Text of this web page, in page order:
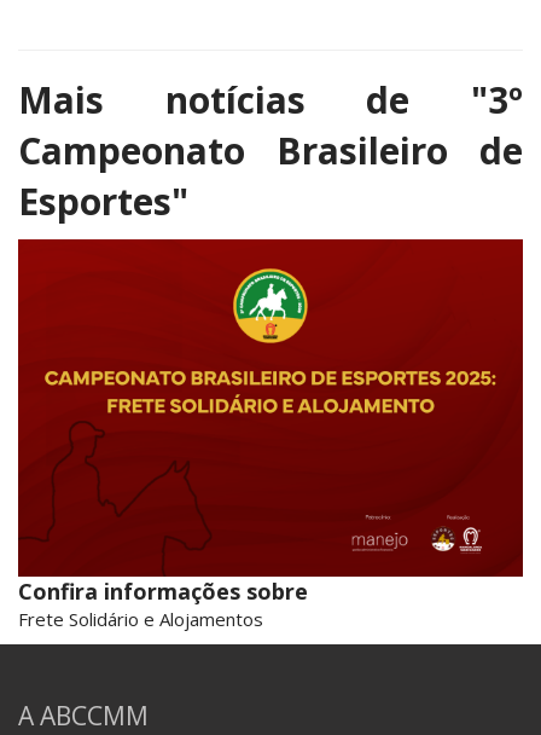
Mais notícias de "3º
Campeonato Brasileiro de
Esportes"
Confira informações sobre
Frete Solidário e Alojamentos
A ABCCMM